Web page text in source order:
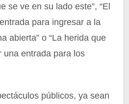
se ve en su lado este”, “El
para ingresar a la
abierta” o “La herida que
una entrada para los
públicos, ya sean